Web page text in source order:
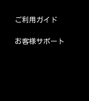
ご利用ガイド
お客様サポート